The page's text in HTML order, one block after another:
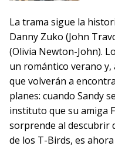
La trama sigue la
Danny Zuko (John
(Olivia Newton-John).
un romántico verano
que volverán a
planes: cuando Sandy
instituto que su amiga
sorprende al descubrir
de los T-Birds, es